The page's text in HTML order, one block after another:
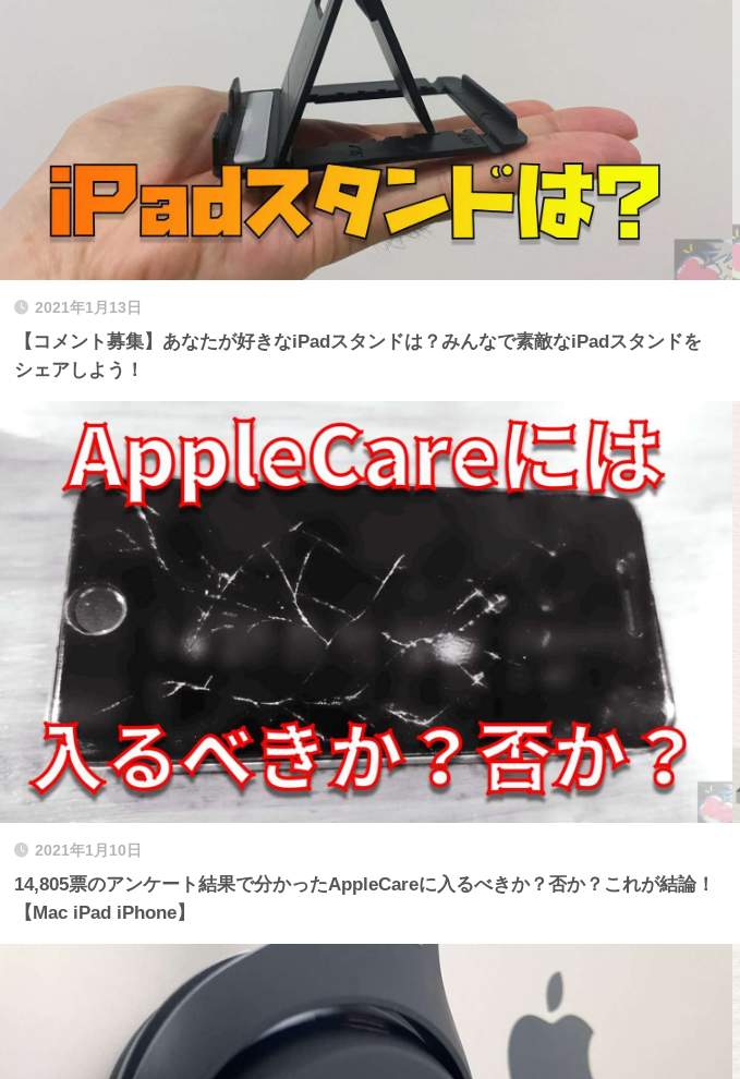
2021年1月13日
【コメント募集】あなたが好きなiPadスタンドは？みんなで素敵なiPadスタンドを
シェアしよう！
2021年1月10日
14,805票のアンケート結果で分かったAppleCareに入るべきか？否か？これが結論！
【Mac iPad iPhone】